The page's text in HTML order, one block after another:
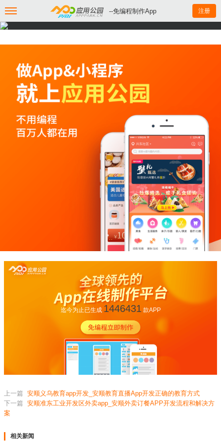
--免编程制作App 注册
迄今为止已生成 1446431款APP
上一篇 安顺义乌教育app开发_安顺教育直播App开发正确的教育方式
下一篇 安顺准东工业开发区外卖app_安顺外卖订餐APP开发流程和解决方
案
相关新闻